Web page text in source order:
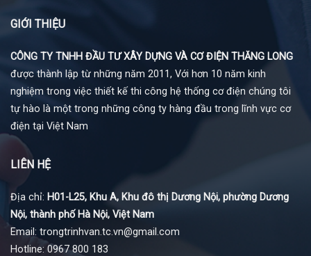
GIỚI THIỆU
CÔNG TY TNHH ĐẦU TƯ XÂY DỰNG VÀ CƠ ĐIỆN THĂNG LONG
được thành lập từ những năm 2011, Với hơn 10 năm kinh
nghiệm trong việc thiết kế thi công hệ thống cơ điện chúng tôi
tự hào là một trong những công ty hàng đầu trong lĩnh vực cơ
điện tại Việt Nam
LIÊN HỆ
Địa chỉ: H01-L25, Khu A, Khu đô thị Dương Nội, phường Dương
Nội, thành phố Hà Nội, Việt Nam
Email: trongtrinhvan.tc.vn@gmail.com
Hotline: 0967 800 183